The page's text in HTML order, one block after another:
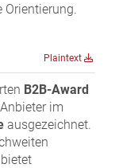
Orientierung.
Plaintext
B2B-Award
im
ausgezeichnet.